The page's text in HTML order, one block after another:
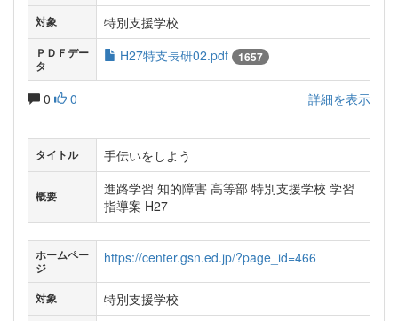
対象 特別支援学校
ＰＤＦデー
タ
H27特支長研02.pdf 1657
0 0 詳細を表示
タイトル 手伝いをしよう
概要
進路学習 知的障害 高等部 特別支援学校 学習
指導案 H27
ホームペー
ジ
https://center.gsn.ed.jp/?page_id=466
対象 特別支援学校